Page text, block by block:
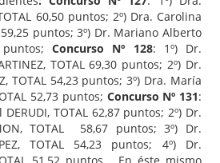
60,50 puntos; 2º) Dra. Carolina
59,25 puntos; 3º) Dr. Mariano Alberto
puntos; Concurso Nº 128: 1º) Dr.
TOTAL 69,30 puntos; 2º) Dr.
TOTAL 54,23 puntos; 3º) Dra. María
52,73 puntos; Concurso Nº 131:
TOTAL 62,87 puntos; 2º) Dr.
TOTAL 58,67 puntos; 3º) Dr.
TOTAL 54,23 puntos; 4º) Dr.